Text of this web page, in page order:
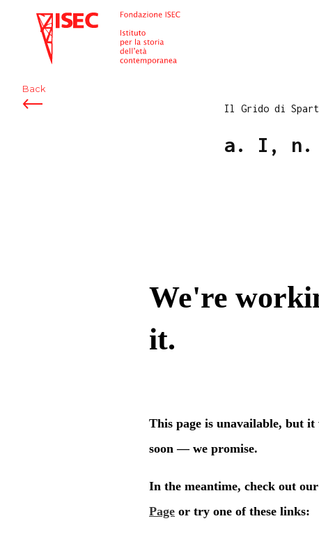
ISEC
Back
Il Grido di
a. I, n.